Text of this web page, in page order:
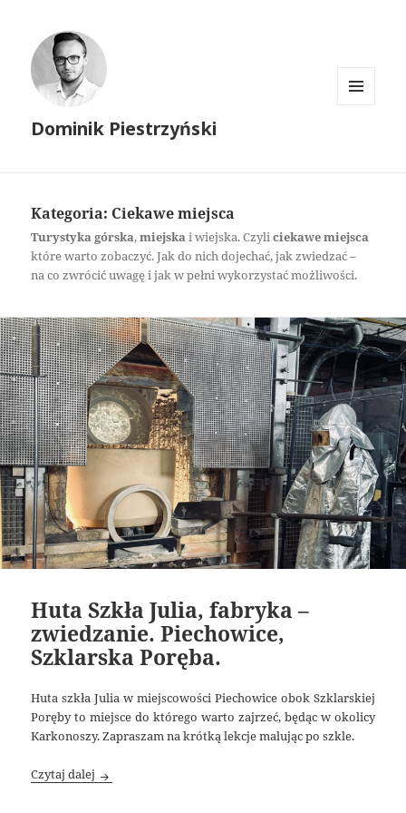
Dominik Piestrzyński
Kategoria: Ciekawe miejsca
Turystyka górska,miejskai wiejska. Czyliciekawe miejsca
które warto zobaczyć. Jak do nich dojechać, jak zwiedzać –
na co zwrócić uwagę i jak w pełni wykorzystać możliwości.
Huta Szkła Julia, fabryka –
zwiedzanie. Piechowice,
Szklarska Poręba.
Huta szkła Julia w miejscowości Piechowice obok Szklarskiej
Poręby to miejsce do którego warto zajrzeć, będąc w okolicy
Karkonoszy. Zapraszam na krótką lekcje malując po szkle.
Czytaj dalej Huta Szkła Julia, fabryka – zwiedzanie. Piechowice,